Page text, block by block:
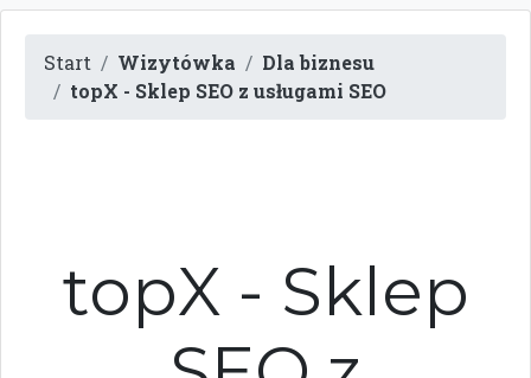
Start Wizytówka
Dla biznesu
topX - Sklep SEO z usługami SEO
topX - Sklep